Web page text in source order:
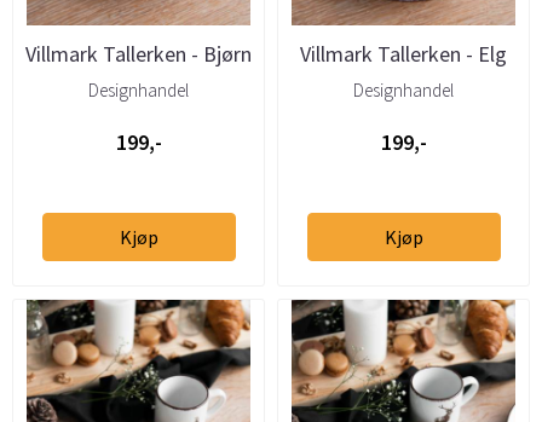
Villmark Tallerken - Bjørn
27cm
Designhandel
199,-
Kjøp
Villmark Tallerken - Elg
27cm
Designhandel
199,-
Kjøp